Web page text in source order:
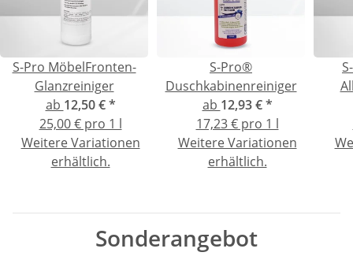
S-Pro MöbelFronten-
Glanzreiniger
ab 12,50 €*
25,00 € pro 1 l
Weitere Variationen
erhältlich.
S-Pro®
Duschkabinenreiniger
ab 12,93 €*
17,23 € pro 1 l
Weitere Variationen
erhältlich.
Sonderangebot